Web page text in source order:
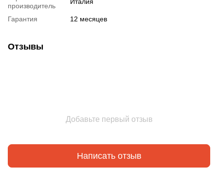
производитель
Италия
Гарантия 12 месяцев
Отзывы
Добавьте первый отзыв
Написать отзыв